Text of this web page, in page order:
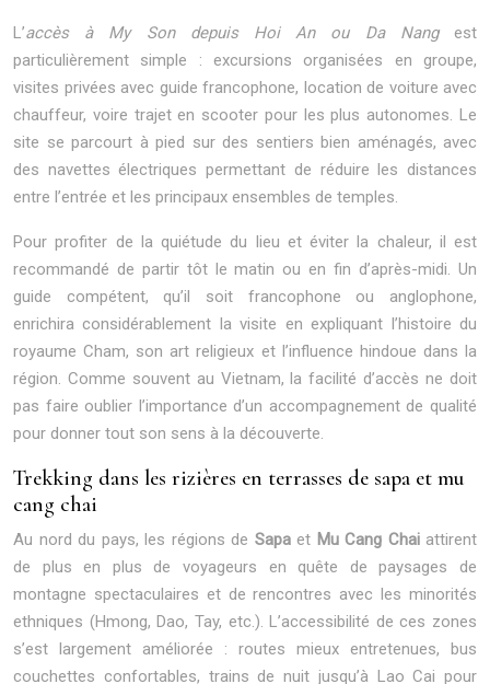
L’accès à My Son depuis Hoi An ou Da Nangest
particulièrement simple : excursions organisées en groupe,
visites privées avec guide francophone, location de voiture avec
chauffeur, voire trajet en scooter pour les plus autonomes. Le
site se parcourt à pied sur des sentiers bien aménagés, avec
des navettes électriques permettant de réduire les distances
entre l’entrée et les principaux ensembles de temples.
Pour profiter de la quiétude du lieu et éviter la chaleur, il est
recommandé de partir tôt le matin ou en fin d’après-midi. Un
guide compétent, qu’il soit francophone ou anglophone,
enrichira considérablement la visite en expliquant l’histoire du
royaume Cham, son art religieux et l’influence hindoue dans la
région. Comme souvent au Vietnam, la facilité d’accès ne doit
pas faire oublier l’importance d’un accompagnement de qualité
pour donner tout son sens à la découverte.
Trekking dans les rizières en terrasses de sapa et mu
cang chai
Au nord du pays, les régions de Sapaet Mu Cang Chaiattirent
de plus en plus de voyageurs en quête de paysages de
montagne spectaculaires et de rencontres avec les minorités
ethniques (Hmong, Dao, Tay, etc.). L’accessibilité de ces zones
s’est largement améliorée : routes mieux entretenues, bus
couchettes confortables, trains de nuit jusqu’à Lao Cai pour